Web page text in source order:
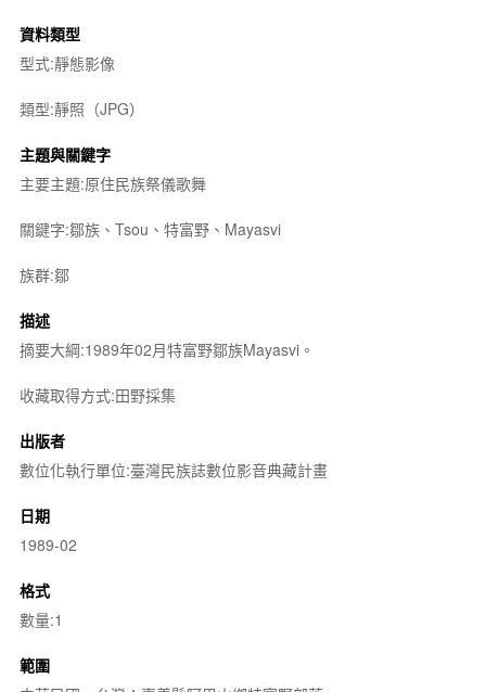
資料類型
型式:靜態影像
類型:靜照（JPG）
主題與關鍵字
主要主題:原住民族祭儀歌舞
關鍵字:鄒族、Tsou、特富野、Mayasvi
族群:鄒
描述
摘要大綱:1989年02月特富野鄒族Mayasvi。
收藏取得方式:田野採集
出版者
數位化執行單位:臺灣民族誌數位影音典藏計畫
日期
1989-02
格式
數量:1
範圍